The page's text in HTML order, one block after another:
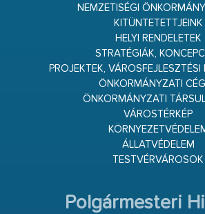
NEMZETISÉGI
KITÜNTETETTJEINK
HELYI RENDELETEK
STRATÉGIÁK,
PROJEKTEK,
ÖNKORMÁNYZATI
ÖNKORMÁNYZATI
VÁROSTÉRKÉP
ÁLLATVÉDELEM
TESTVÉRVÁROSOK
Polgármesteri